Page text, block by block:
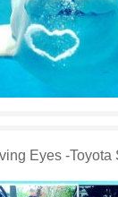
Eyes -